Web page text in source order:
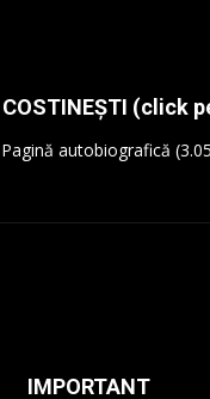
COSTINEȘTI (click
IMPORTANT